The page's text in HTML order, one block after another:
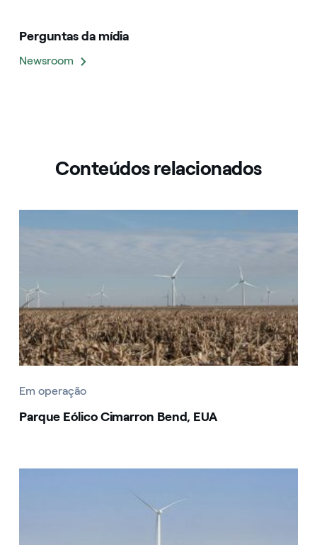
Perguntas da mídia
Newsroom
Conteúdos relacionados
Em operação
Parque Eólico Cimarron Bend, EUA